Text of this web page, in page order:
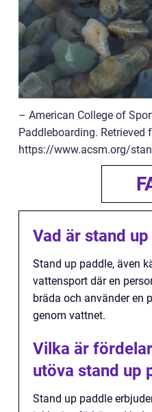
– American College of
Paddleboarding. Retrieved
https://www.acsm.org/
Vad är stand
Stand up paddle, även
vattensport där en
bräda och använder en
genom vattnet.
Vilka är
utöva stand up
Stand up paddle